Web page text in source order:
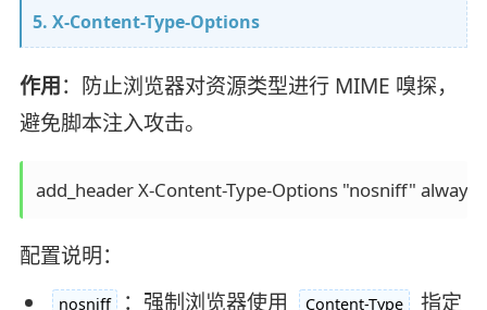
5. X-Content-Type-Options
作用：防止浏览器对资源类型进行 MIME 嗅探，
避免脚本注入攻击。
配置说明：
nosniff ：强制浏览器使用 Content-Type
指定